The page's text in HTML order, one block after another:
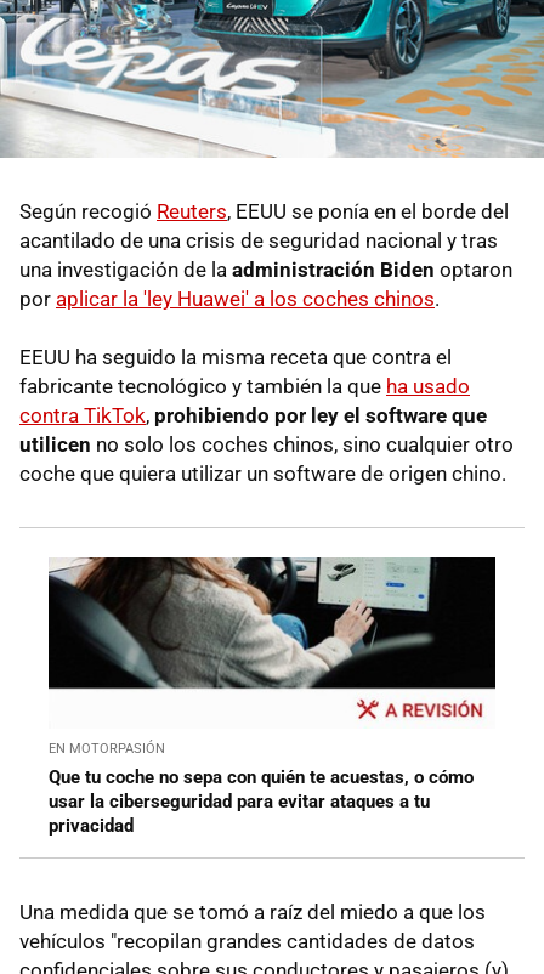
Según recogió Reuters, EEUU se ponía en el borde del
acantilado de una crisis de seguridad nacional y tras
una investigación de la administración Biden optaron
por aplicar la 'ley Huawei' a los coches chinos.
EEUU ha seguido la misma receta que contra el
fabricante tecnológico y también la que ha usado
contra TikTok, prohibiendo por ley el software que
utilicen no solo los coches chinos, sino cualquier otro
coche que quiera utilizar un software de origen chino.
EN MOTORPASIÓN
Que tu coche no sepa con quién te acuestas, o cómo
usar la ciberseguridad para evitar ataques a tu
privacidad
Una medida que se tomó a raíz del miedo a que los
vehículos "recopilan grandes cantidades de datos